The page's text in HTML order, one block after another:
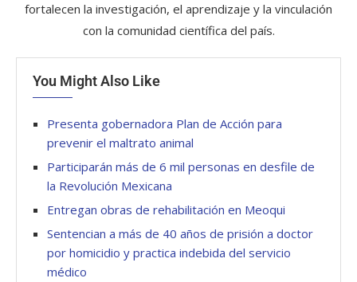
fortalecen la investigación, el aprendizaje y la vinculación
con la comunidad científica del país.
You Might Also Like
Presenta gobernadora Plan de Acción para
prevenir el maltrato animal
Participarán más de 6 mil personas en desfile de
la Revolución Mexicana
Entregan obras de rehabilitación en Meoqui
Sentencian a más de 40 años de prisión a doctor
por homicidio y practica indebida del servicio
médico